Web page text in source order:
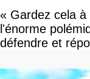
« Gardez cela
l'énorme
défendre et